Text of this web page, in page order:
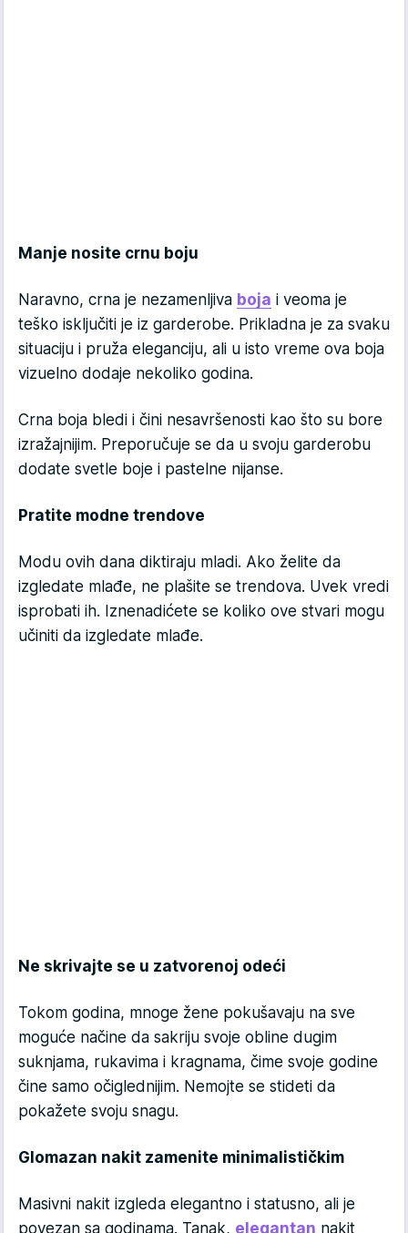
Manje nosite crnu boju
Naravno, crna je nezamenljiva boja i veoma je
teško isključiti je iz garderobe. Prikladna je za svaku
situaciju i pruža eleganciju, ali u isto vreme ova boja
vizuelno dodaje nekoliko godina.
Crna boja bledi i čini nesavršenosti kao što su bore
izražajnijim. Preporučuje se da u svoju garderobu
dodate svetle boje i pastelne nijanse.
Pratite modne trendove
Modu ovih dana diktiraju mladi. Ako želite da
izgledate mlađe, ne plašite se trendova. Uvek vredi
isprobati ih. Iznenadićete se koliko ove stvari mogu
učiniti da izgledate mlađe.
Ne skrivajte se u zatvorenoj odeći
Tokom godina, mnoge žene pokušavaju na sve
moguće načine da sakriju svoje obline dugim
suknjama, rukavima i kragnama, čime svoje godine
čine samo očiglednijim. Nemojte se stideti da
pokažete svoju snagu.
Glomazan nakit zamenite minimalističkim
Masivni nakit izgleda elegantno i statusno, ali je
povezan sa godinama. Tanak, elegantan nakit